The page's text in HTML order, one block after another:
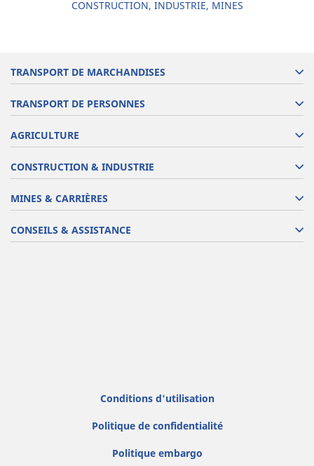
CONSTRUCTION, INDUSTRIE, MINES
TRANSPORT DE MARCHANDISES
TRANSPORT DE PERSONNES
AGRICULTURE
CONSTRUCTION & INDUSTRIE
MINES & CARRIÈRES
CONSEILS & ASSISTANCE
Conditions d'utilisation
Politique de confidentialité
Politique embargo